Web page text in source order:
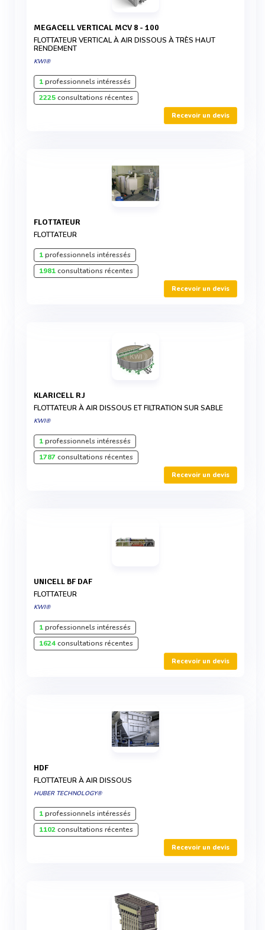
MEGACELL VERTICAL MCV 8 - 100
FLOTTATEUR VERTICAL À AIR DISSOUS À TRÈS HAUT
RENDEMENT
KWI®
1professionnels intéressés
2225consultations récentes
Recevoir un devis
FLOTTATEUR
FLOTTATEUR
1professionnels intéressés
1981consultations récentes
Recevoir un devis
KLARICELL RJ
FLOTTATEUR À AIR DISSOUS ET FILTRATION SUR SABLE
KWI®
1professionnels intéressés
1787consultations récentes
Recevoir un devis
UNICELL BF DAF
FLOTTATEUR
KWI®
1professionnels intéressés
1624consultations récentes
Recevoir un devis
HDF
FLOTTATEUR À AIR DISSOUS
HUBER TECHNOLOGY®
1professionnels intéressés
1102consultations récentes
Recevoir un devis